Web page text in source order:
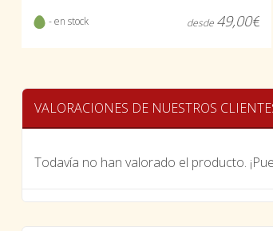
- en stock desde 49,00€
VALORACIONES DE NUESTROS
Todavía no han valorado el producto.